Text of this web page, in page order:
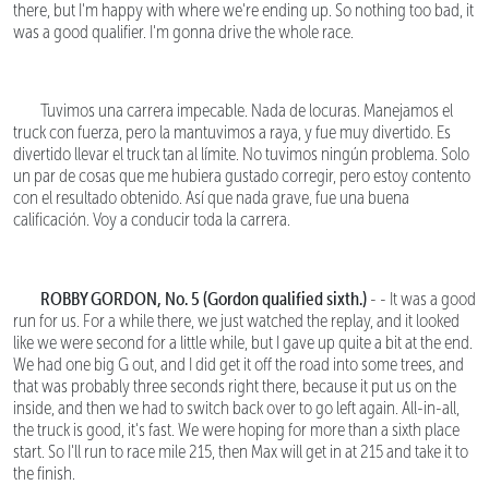
there, but I'm happy with where we're ending up. So nothing too bad, it
was a good qualifier. I'm gonna drive the whole race.
Tuvimos una carrera impecable. Nada de locuras. Manejamos el
truck con fuerza, pero la mantuvimos a raya, y fue muy divertido. Es
divertido llevar el truck tan al límite. No tuvimos ningún problema. Solo
un par de cosas que me hubiera gustado corregir, pero estoy contento
con el resultado obtenido. Así que nada grave, fue una buena
calificación. Voy a conducir toda la carrera.
ROBBY GORDON, No. 5 (Gordon qualified sixth.) - - It was a good
run for us. For a while there, we just watched the replay, and it looked
like we were second for a little while, but I gave up quite a bit at the end.
We had one big G out, and I did get it off the road into some trees, and
that was probably three seconds right there, because it put us on the
inside, and then we had to switch back over to go left again. All-in-all,
the truck is good, it's fast. We were hoping for more than a sixth place
start. So I'll run to race mile 215, then Max will get in at 215 and take it to
the finish.